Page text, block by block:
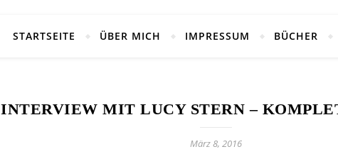
STARTSEITE ÜBER MICH IMPRESSUM BÜCHER
INTERVIEW MIT LUCY STERN –
März 8, 2016